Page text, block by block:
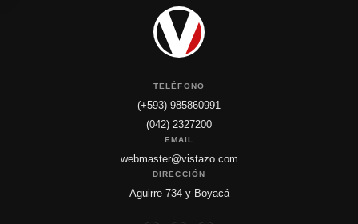
TELÉFONO
(+593) 985860991
(042) 2327200
EMAIL
webmaster@vistazo.com
DIRECCIÓN
Aguirre 734 y Boyacá